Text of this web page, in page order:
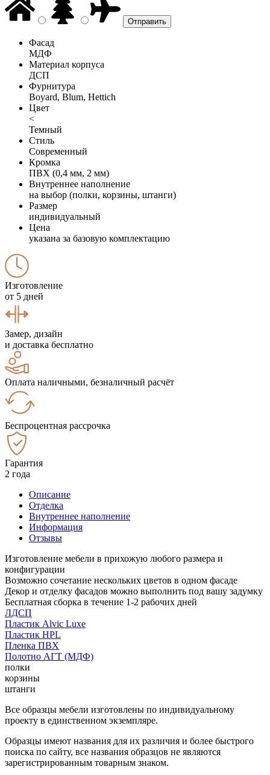
Фасад
МДФ
Материал корпуса
ДСП
Фурнитура
Boyard, Blum, Hettich
Цвет
<
Темный
Стиль
Современный
Кромка
ПВХ (0,4 мм, 2 мм)
Внутреннее наполнение
на выбор (полки, корзины, штанги)
Размер
индивидуальный
Цена
указана за базовую комплектацию
Изготовление
от 5 дней
Замер, дизайн
и доставка бесплатно
Оплата наличными, безналичный расчёт
Беспроцентная рассрочка
Гарантия
2 года
Описание
Отделка
Внутреннее наполнение
Информация
Отзывы
Изготовление мебели в прихожую любого размера и
конфигурации
Возможно сочетание нескольких цветов в одном фасаде
Декор и отделку фасадов можно выполнить под вашу задумку
Бесплатная сборка в течение 1-2 рабочих дней
ЛДСП
Пластик Alvic Luxe
Пластик HPL
Пленка ПВХ
Полотно АГТ (МДФ)
полки
корзины
штанги
Все образцы мебели изготовлены по индивидуальному
проекту в единственном экземпляре.
Образцы имеют названия для их различия и более быстрого
поиска по сайту, все названия образцов не являются
зарегистрированным товарным знаком.